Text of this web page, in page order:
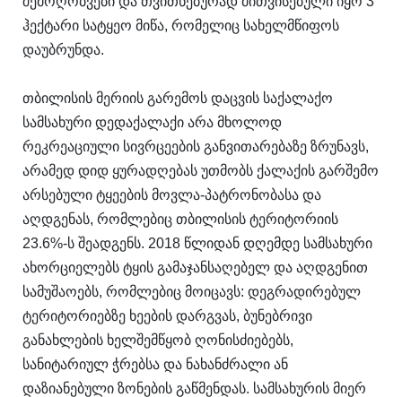
ჰექტარი სატყეო მიწა, რომელიც სახელმწიფოს
დაუბრუნდა.
თბილისის მერიის გარემოს დაცვის საქალაქო
სამსახური დედაქალაქი არა მხოლოდ
რეკრეაციული სივრცეების განვითარებაზე ზრუნავს,
არამედ დიდ ყურადღებას უთმობს ქალაქის გარშემო
არსებული ტყეების მოვლა-პატრონობასა და
აღდგენას, რომლებიც თბილისის ტერიტორიის
23.6%-ს შეადგენს. 2018 წლიდან დღემდე სამსახური
ახორციელებს ტყის გამაჯანსაღებელ და აღდგენით
სამუშაოებს, რომლებიც მოიცავს: დეგრადირებულ
ტერიტორიებზე ხეების დარგვას, ბუნებრივი
განახლების ხელშემწყობ ღონისძიებებს,
სანიტარიულ ჭრებსა და ნახანძრალი ან
დაზიანებული ზონების გაწმენდას. სამსახურის მიერ